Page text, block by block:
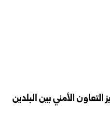
الأمني بين البلدين